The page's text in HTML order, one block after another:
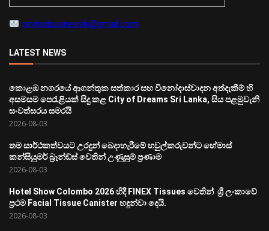
ceylonbusinesslk@gmail.com
LATEST NEWS
කොළඹ නගරයේ ආගන්තුක සත්කාර සහ විනෝදාස්වාදන අත්දැකීම් හි
අසමසම පෙරැළියක් සිදු කළ City of Dreams Sri Lanka, සිය පළමුවැනි
සංවත්සරය සමරයි
2026-08-03
තම සාර්ථකත්වයට උරදුන් බෙදාහැරීමේ හවුල්කරුවන්ට හේමාස්
කන්සියුමර් බ්‍රෑන්ඩ්ස් වෙතින් උණුසුම් ප්‍රණාම
2026-08-03
Hotel Show Colombo 2026 හිදී FINEX Tissues වෙතින් ශ්‍රී ලංකාවේ
ප්‍රථම Facial Tissue Canister හඳුන්වා දෙයි.
2026-08-03